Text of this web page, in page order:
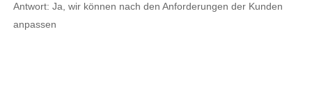
Antwort: Ja, wir können nach den Anforderungen der Kunden
anpassen